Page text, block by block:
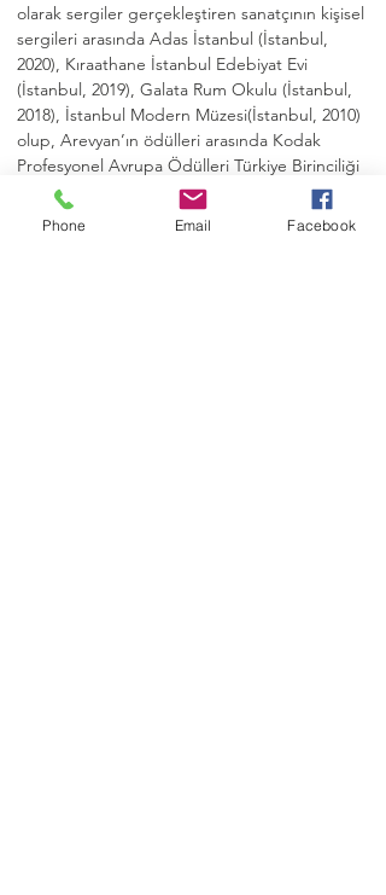
olarak sergiler gerçekleştiren sanatçının kişisel
sergileri arasında Adas İstanbul (İstanbul,
2020), Kıraathane İstanbul Edebiyat Evi
(İstanbul, 2019), Galata Rum Okulu (İstanbul,
2018), İstanbul Modern Müzesi(İstanbul, 2010)
olup, Arevyan’ın ödülleri arasında Kodak
Profesyonel Avrupa Ödülleri Türkiye Birinciliği
(1990) bulunuyor. Sanatçının eserleri
Bibliothéque Nationale de France, İstanbul
Phone Email Facebook